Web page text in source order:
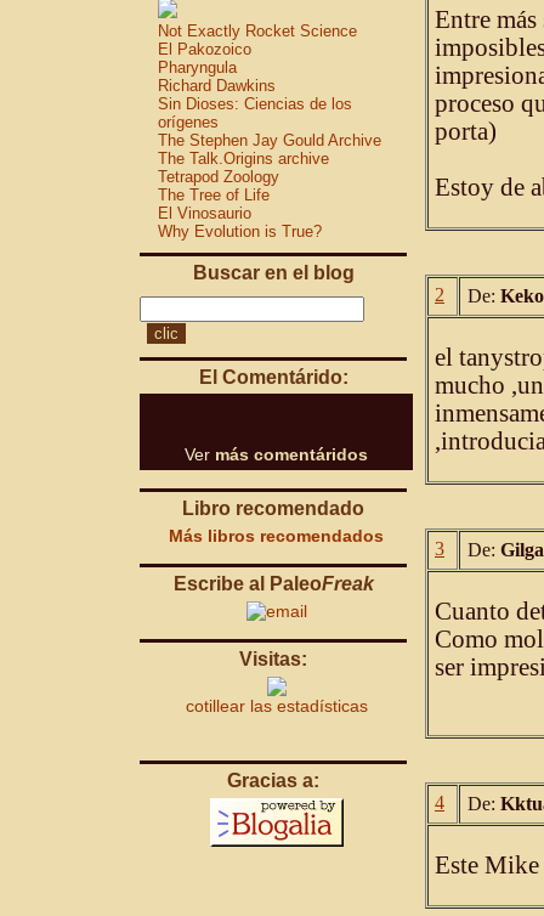
Not Exactly Rocket Science
El Pakozoico
Pharyngula
Richard Dawkins
Sin Dioses: Ciencias de los
orígenes
The Stephen Jay Gould Archive
The Talk.Origins archive
Tetrapod Zoology
The Tree of Life
El Vinosaurio
Why Evolution is True?
Buscar en el blog
El Comentárido:
Ver más comentáridos
Libro recomendado
Más libros recomendados
Escribe al PaleoFreak
Visitas:
cotillear las estadísticas
Gracias a:
Entre más
proceso
porta)
Estoy de
2 De:
el
mucho
3 De:
Cuanto
Como
ser
4 De:
Este